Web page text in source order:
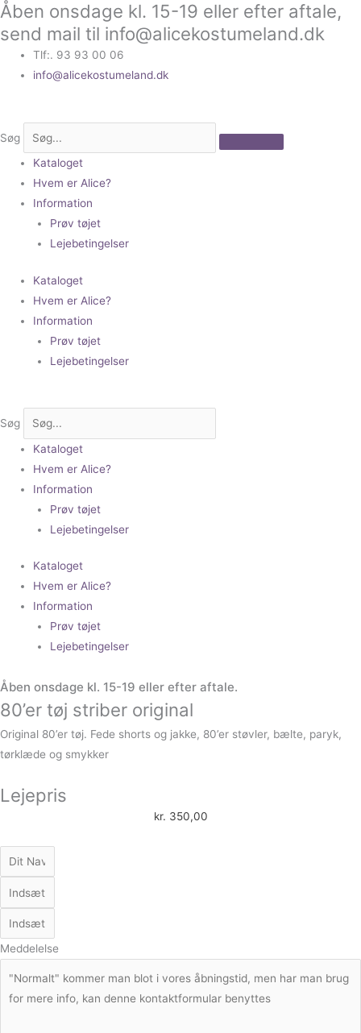
Gå
til
indholdet
Åben onsdage kl. 15-19 eller efter aftale,
send mail til info@alicekostumeland.dk
Tlf:. 93 93 00 06
info@alicekostumeland.dk
Søg
Kataloget
Hvem er Alice?
Information
Prøv tøjet
Lejebetingelser
Kataloget
Hvem er Alice?
Information
Prøv tøjet
Lejebetingelser
Søg
Kataloget
Hvem er Alice?
Information
Prøv tøjet
Lejebetingelser
Kataloget
Hvem er Alice?
Information
Prøv tøjet
Lejebetingelser
Åben onsdage kl. 15-19 eller efter aftale.
80’er tøj striber original
Original 80’er tøj. Fede shorts og jakke, 80’er støvler, bælte, paryk,
tørklæde og smykker
Lejepris
kr. 350,00
Meddelelse